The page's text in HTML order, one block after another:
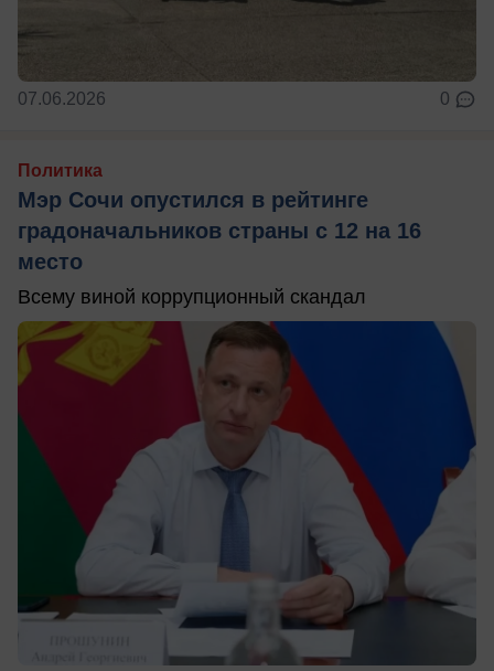
07.06.2026 0
Политика
Мэр Сочи опустился в рейтинге
градоначальников страны с 12 на 16
место
Всему виной коррупционный скандал